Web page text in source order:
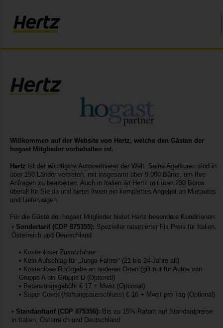
Willkommen auf der Website von Hertz, welche den Gästen der
hogast Mitglieder vorbehalten ist.
Hertz ist der wichtigste Autovermieter der Welt. Seine Agenturen sind in
über 150 Länder vertreten, mit insgesamt über 9.000 Büros, um Ihre
Anfragen zu bearbeiten. Auch in Italien ist Hertz mit über 230 Büros
überall für Sie da und bietet Ihnen ein komplettes Angebot an Mietautos
und Lieferwagen.
Für die Gäste der hogast Mitglieder bietet Hertz besondere Konditionen:
• Sondertarif (CDP 875355): Spezieller rabattierter Fix Preis für Italien,
Österreich und Deutschland
• Kostenloser Zusatzfahrer
• Kein Aufschlag für „Junge Fahrer“ (21 bis 24 Jahre alt)
• Kostenlose Rückgabe an anderen Orten (gilt nur für Autos von
Gruppe A bis Gruppe D (Optional)
• Betankungsgebühr € 17 + Mwst (Optional)
• Super Cover (Haftungsausschluss) € 16 + Mwst pro Tag (Optional)
• Standardtarif (CDP 875356): Bis zu 15% Rabatt auf Standardpreise
in Italien, Österreich und Deutschland